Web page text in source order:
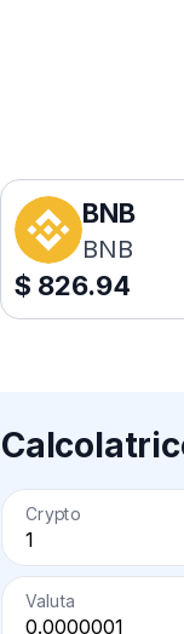
BNB
BNB
$ 826.94
Crypto
Valuta